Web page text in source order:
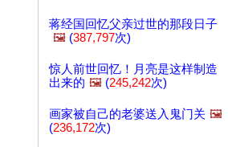
蒋经国回忆父亲过世的那段日子
🖼️ (387,797次)
惊人前世回忆！月亮是这样制造
出来的 🖼️ (245,242次)
画家被自己的老婆送入鬼门关 🖼️
(236,172次)